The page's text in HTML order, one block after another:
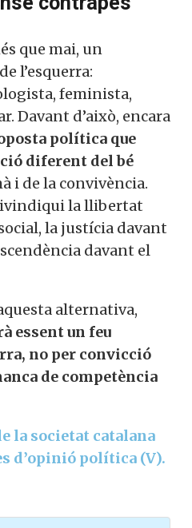
que mai, un
l’esquerra:
feminista,
Davant d’això, encara
política que
diferent del bé
i de la convivència.
la llibertat
la justícia davant
davant el
alternativa,
essent un feu
no per convicció
de competència
la societat catalana
d’opinió política (V).